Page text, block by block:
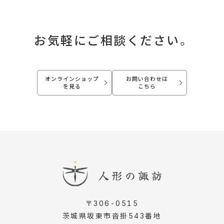
お気軽にご相談ください。
オンラインショップ
を見る
お問い合わせは
こちら
〒306-0515
茨城県坂東市沓掛543番地